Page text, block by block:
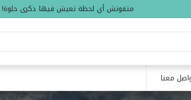
متفوتش أي لحظة تعيش فيها ذكرى حلوة!
معنا